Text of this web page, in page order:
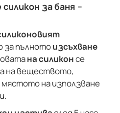
за баня –
за пълнотоизсъхване
на силиконсе
на веществото,
мястото на използване